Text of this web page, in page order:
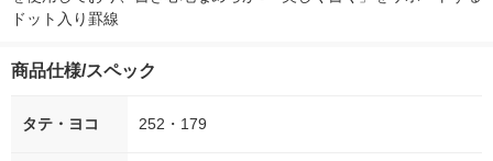
ドット入り罫線
商品仕様/スペック
タテ・ヨコ 252・179